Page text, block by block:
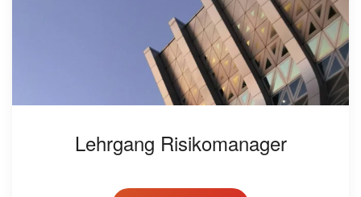
Lehrgang Risikomanager